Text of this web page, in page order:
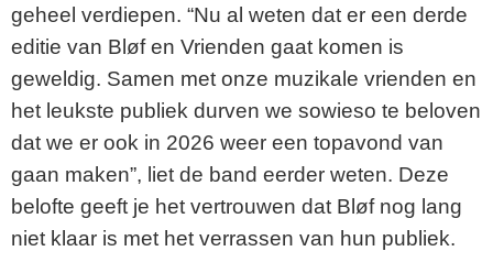
geheel verdiepen. “Nu al weten dat er een derde
editie van Bløf en Vrienden gaat komen is
geweldig. Samen met onze muzikale vrienden en
het leukste publiek durven we sowieso te beloven
dat we er ook in 2026 weer een topavond van
gaan maken”, liet de band eerder weten. Deze
belofte geeft je het vertrouwen dat Bløf nog lang
niet klaar is met het verrassen van hun publiek.